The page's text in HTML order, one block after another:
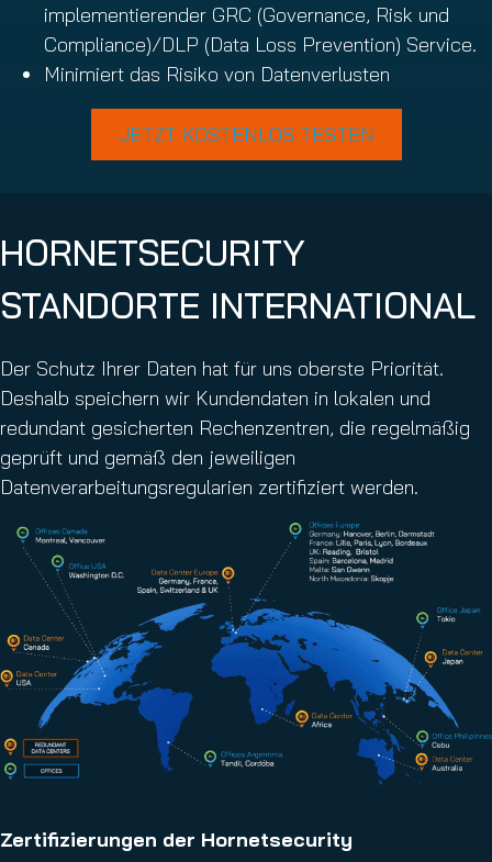
implementierender GRC (Governance, Risk und
Compliance)/DLP (Data Loss Prevention) Service.
Minimiert das Risiko von Datenverlusten
JETZT KOSTENLOS TESTEN
HORNETSECURITY
STANDORTE INTERNATIONAL
Der Schutz Ihrer Daten hat für uns oberste Priorität.
Deshalb speichern wir Kundendaten in lokalen und
redundant gesicherten Rechenzentren, die regelmäßig
geprüft und gemäß den jeweiligen
Datenverarbeitungsregularien zertifiziert werden.
Zertifizierungen der Hornetsecurity